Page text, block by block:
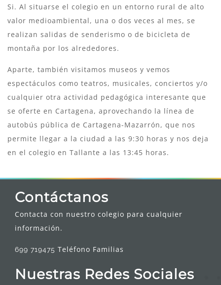
Si. Al situarse el colegio en un entorno rural de alto
valor medioambiental, una o dos veces al mes, se
realizan salidas de senderismo o de bicicleta de
montaña por los alrededores.
Aparte, también visitamos museos y vemos
espectáculos como teatros, musicales, conciertos y/o
cualquier otra actividad pedagógica interesante que
se oferte en Cartagena, aprovechando la línea de
autobús pública de Cartagena-Mazarrón, que nos
permite llegar a la ciudad a las 9:30 horas y nos deja
en el colegio en Tallante a las 13:45 horas.
Contáctanos
Contacta con nuestro colegio para cualquier
información.
699 719475 Teléfono Familias
Nuestras Redes Sociales